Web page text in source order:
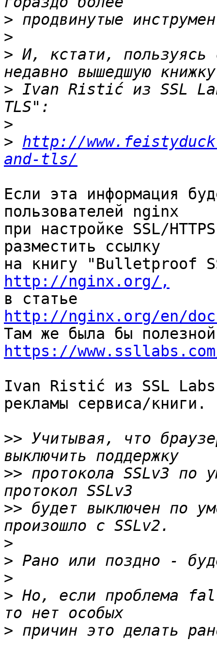
>
>
> И, кстати, пользуясь
> Ivan Ristić из SSL
>
> http://
and-tls/
Если эта информация
пользователей nginx
при настройке SSL/
разместить ссылку
http://nginx.org/,
http://nginx.org/en/
https://
Ivan Ristić из SSL Labs
рекламы сервиса/книги.
>> Учитывая, что
>> протокола SSLv3 по
>> будет выключен по
>
>
>
> Но, если проблема
>